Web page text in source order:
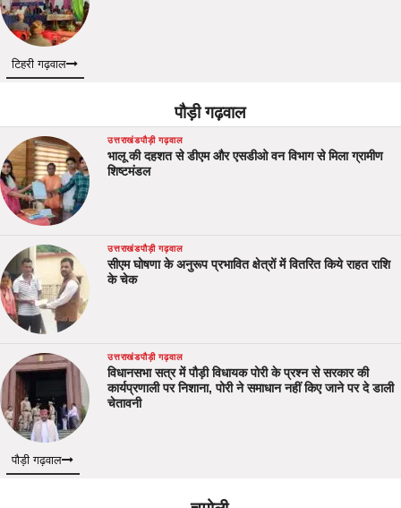
टिहरी गढ़वाल
पौड़ी गढ़वाल
उत्तराखंडपौड़ी गढ़वाल
भालू की दहशत से डीएम और एसडीओ वन विभाग से मिला ग्रामीण
शिष्टमंडल
उत्तराखंडपौड़ी गढ़वाल
सीएम घोषणा के अनुरूप प्रभावित क्षेत्रों में वितरित किये राहत राशि
के चेक
उत्तराखंडपौड़ी गढ़वाल
विधानसभा सत्र में पौड़ी विधायक पोरी के प्रश्न से सरकार की
कार्यप्रणाली पर निशाना, पोरी ने समाधान नहीं किए जाने पर दे डाली
चेतावनी
पौड़ी गढ़वाल